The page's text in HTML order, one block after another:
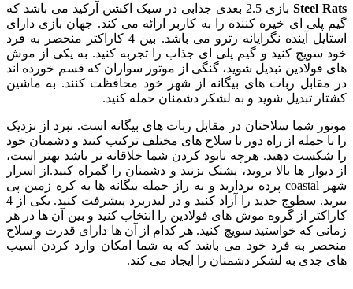
Steel Rats
بازی 2.5 بعدی جذابی در سبک اکشن آرکید می باشد که
گیم پلی ای خیره کننده را به کاربر ارائه می کند. جهان بازی دارای
استایل آینده نگرایانه رترو می باشد. بین 4 کاراکتر منحصر به فرد
خود سویچ کنید و گیم پلی ای جذاب را تجربه کنید. به یکی از موش
های فولادین تبدیل شوید، گنگی از موتور سواران که قسم خورده اند
در مقابل ربات های بیگانه از شهر خود محافظت کنند. به ماشین
کشتار تبدیل شوید و به لشکر دشمنان حمله کنید.
موتور شما سلاحتان در مقابل ربات های بیگانه است. نبرد از نزدیک
را با حمله از راه دور با سلاح های مختلف ترکیب کنید و دشمنان خود
را شکست دهید. هرچه نابود کردن شما خلاقانه تر باشد بهتر است،
از دیوار ها بالا بروید، پشتک بزنید و دشمنان را گمراه کنید.از اسرار
شهر coastal پرده بردارید و به راز حمله بیگانه ها به کره زمین پی
ببرید. سطوج جدید را آزاد کنید و در لیدربرد پیشرفت کنید. یکی از 4
کاراکتر از گروه موش های فولادین را انتخاب کنید و بین آن ها در هر
زمانی که خواستید سویچ کنید. هر کدام از آن ها دارای قدرت و سلاح
منحصر به فرد خود می باشد که به شما امکان وارد کردن آسیب
های جدی به لشکر دشمنان را ایجاد می کند.